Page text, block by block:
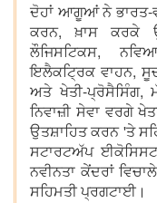
ਦੋਹਾਂ ਆਗੂਆਂ ਨੇ ਭਾਰਤ-
ਕਰਨ, ਖ਼ਾਸ ਕਰਕੇ
ਲੌਜਿਸਟਿਕਸ,
ਇਲੈਕਟ੍ਰਿਕ ਵਾਹਨ,
ਅਤੇ ਖੇਤੀ-ਪ੍ਰੋਸੈਸਿੰਗ,
ਨਿਵਾਜ਼ੀ ਸੇਵਾ ਵਰਗੇ
ਉਤਸ਼ਾਹਿਤ ਕਰਨ 'ਤੇ
ਸਟਾਰਟਅੱਪ
ਨਵੀਨਤਾ ਕੇਂਦਰਾਂ
ਸਹਿਮਤੀ ਪ੍ਰਗਟਾਈ।